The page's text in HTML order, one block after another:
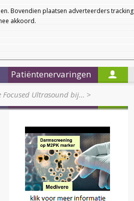
Bovendien plaatsen adverteerders tracking
akkoord.
a
a
Nieuwsbrief
Startpagina
Patiëntenervaringen
Focused Ultrasound bij… >